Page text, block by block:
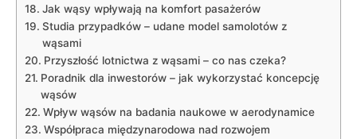
Jak⁣ wąsy wpływają na komfort pasażerów
Studia ​przypadków – udane model samolotów z
wąsami
Przyszłość ⁢lotnictwa z wąsami – co nas czeka?
Poradnik dla inwestorów – jak wykorzystać koncepcję
wąsów
Wpływ wąsów na badania naukowe w⁢ aerodynamice
Współpraca międzynarodowa ⁤nad rozwojem